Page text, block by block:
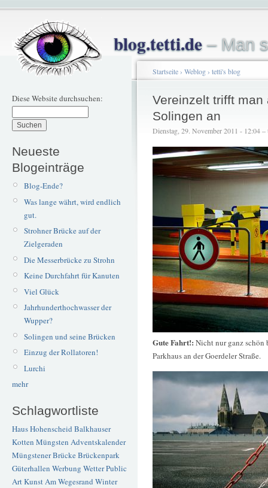
blog.tetti.de– Man
Diese Website durchsuchen:
Neueste
Blogeinträge
Blog-Ende?
Was lange währt, wird endlich
gut.
Strohner Brücke auf der
Zielgeraden
Die Messerbrücke zu Strohn
Keine Durchfahrt für Kanuten
Viel Glück
Jahrhunderthochwasser der
Wupper?
Solingen und seine Brücken
Einzug der Rollatoren!
Lurchi
mehr
Schlagwortliste
Haus Hohenscheid Balkhauser
Kotten Müngsten Adventskalender
Müngstener BrückeBrückenpark
Güterhallen Werbung WetterPublic
ArtKunstAm Wegesrand Winter
Startseite› Weblog› tetti's blog
Vereinzelt trifft
Solingen an
Dienstag, 29. November 2011 - 12:04 –
Gute Fahrt!: Nicht nur ganz schön
Parkhaus an der Goerdeler Straße.